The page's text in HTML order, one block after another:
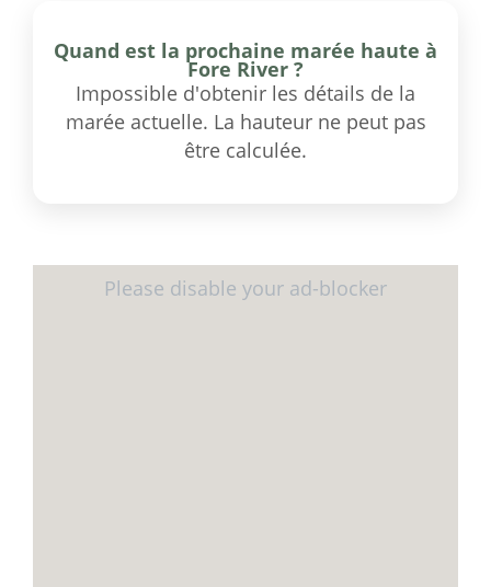
Quand est la prochaine marée haute à
Fore River ?
Impossible d'obtenir les détails de la
marée actuelle. La hauteur ne peut pas
être calculée.